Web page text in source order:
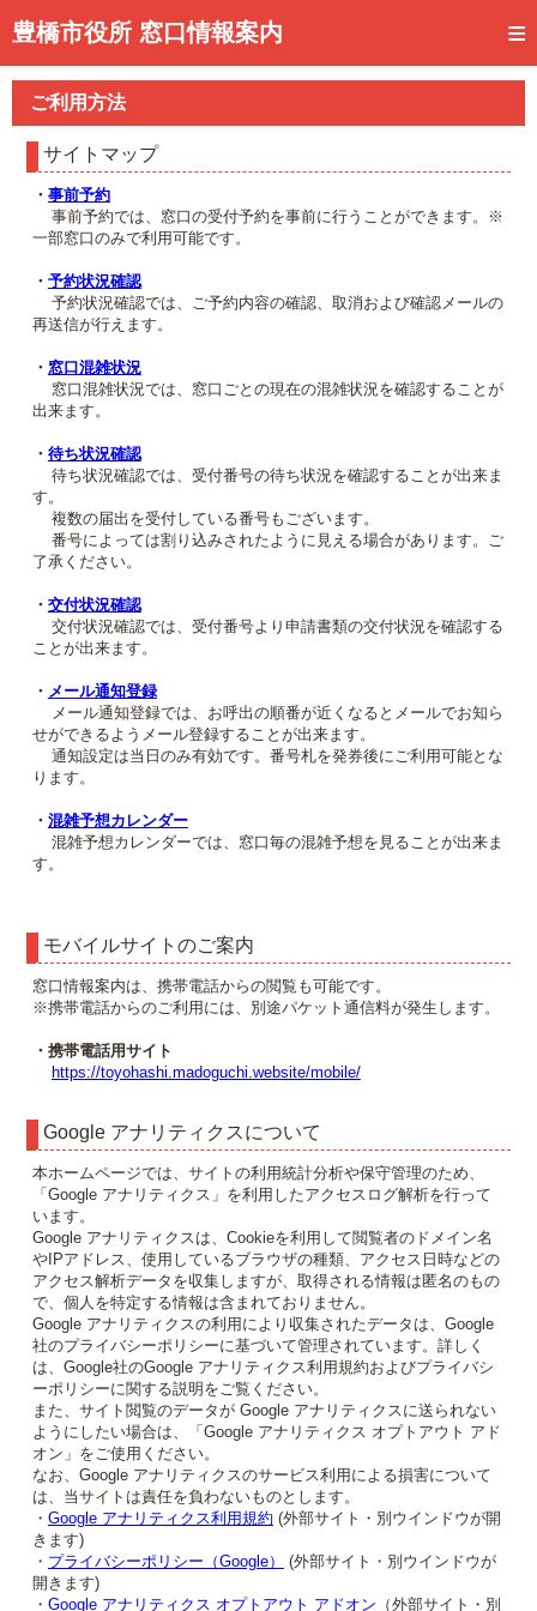
豊橋市役所 窓口情報案内
トップページ
事前予約
予約状況確認
窓口混雑状況
待ち状況確認
交付状況確認
メール通知登録
ご利用方法
サイトマップ
・ 事前予約
事前予約では、窓口の受付予約を事前に行うことができます。※
一部窓口のみで利用可能です。
・ 予約状況確認
予約状況確認では、ご予約内容の確認、取消および確認メールの
再送信が行えます。
・ 窓口混雑状況
窓口混雑状況では、窓口ごとの現在の混雑状況を確認することが
出来ます。
・ 待ち状況確認
待ち状況確認では、受付番号の待ち状況を確認することが出来ま
す。
複数の届出を受付している番号もございます。
番号によっては割り込みされたように見える場合があります。ご
了承ください。
・ 交付状況確認
交付状況確認では、受付番号より申請書類の交付状況を確認する
ことが出来ます。
・ メール通知登録
メール通知登録では、お呼出の順番が近くなるとメールでお知ら
せができるようメール登録することが出来ます。
通知設定は当日のみ有効です。番号札を発券後にご利用可能とな
ります。
・ 混雑予想カレンダー
混雑予想カレンダーでは、窓口毎の混雑予想を見ることが出来ま
す。
モバイルサイトのご案内
窓口情報案内は、携帯電話からの閲覧も可能です。
※携帯電話からのご利用には、別途パケット通信料が発生します。
・携帯電話用サイト
https://toyohashi.madoguchi.website/mobile/
Google アナリティクスについて
本ホームページでは、サイトの利用統計分析や保守管理のため、
「Google アナリティクス」を利用したアクセスログ解析を行って
います。
Google アナリティクスは、Cookieを利用して閲覧者のドメイン名
やIPアドレス、使用しているブラウザの種類、アクセス日時などの
アクセス解析データを収集しますが、取得される情報は匿名のもの
で、個人を特定する情報は含まれておりません。
Google アナリティクスの利用により収集されたデータは、Google
社のプライバシーポリシーに基づいて管理されています。詳しく
は、Google社のGoogle アナリティクス利用規約およびプライバシ
ーポリシーに関する説明をご覧ください。
また、サイト閲覧のデータが Google アナリティクスに送られない
ようにしたい場合は、「Google アナリティクス オプトアウト アド
オン」をご使用ください。
なお、Google アナリティクスのサービス利用による損害について
は、当サイトは責任を負わないものとします。
・ Google アナリティクス利用規約 (外部サイト・別ウインドウが開
きます)
・ プライバシーポリシー（Google）
(外部サイト・別ウインドウが
開きます)
・ Google アナリティクス オプトアウト アドオン （外部サイト・別